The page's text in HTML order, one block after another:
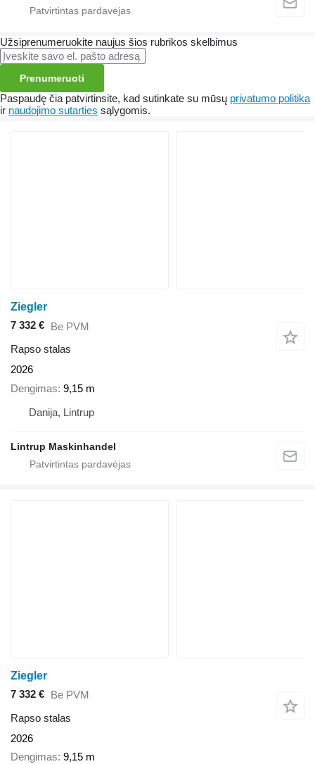
Užsiprenumeruokite naujus šios rubrikos skelbimus
Prenumeruoti
Paspaudę čia patvirtinsite, kad sutinkate su mūsų privatumo politika
ir naudojimo sutarties sąlygomis.
Ziegler
7 332 € Be PVM
Rapso stalas
2026
Dengimas 9,15 m
Danija, Lintrup
Lintrup Maskinhandel
Ziegler
7 332 € Be PVM
Rapso stalas
2026
Dengimas 9,15 m